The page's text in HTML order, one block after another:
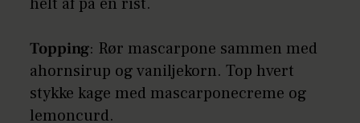
Topping: Rør mascarpone sammen med
ahornsirup og vaniljekorn. Top hvert
stykke kage med mascarponecreme og
lemoncurd.